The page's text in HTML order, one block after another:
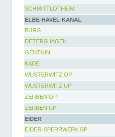
SCHMITTLOTHEIM
ELBE-HAVEL-KANAL
BURG
DETERSHAGEN
GENTHIN
KADE
WUSTERWITZ OP
WUSTERWITZ UP
ZERBEN OP
ZERBEN UP
EIDER
EIDER-SPERRWERK BP